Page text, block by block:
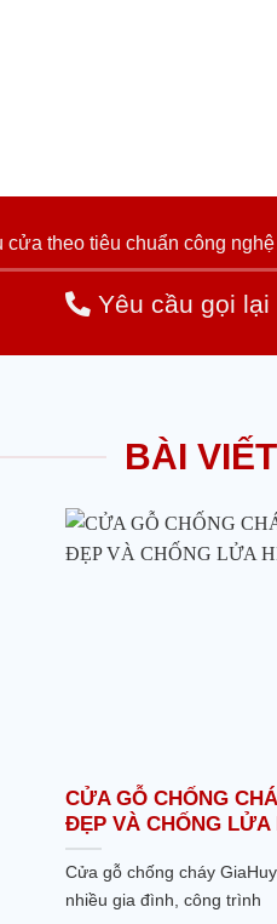
theo tiêu chuẩn công
Yêu cầu gọi lại
BÀI
CỬA GỖ CHỐNG
ĐẸP VÀ CHỐNG LỬA
Cửa gỗ chống cháy
nhiều gia đình, công trình